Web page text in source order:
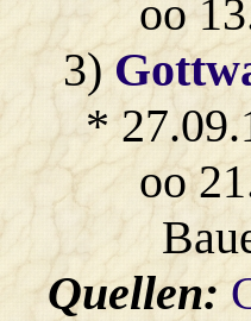
oo
3)
*
oo
Quellen: